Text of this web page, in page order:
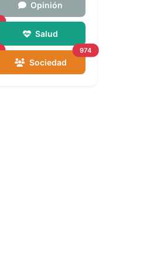
Opinión
Salud
Sociedad
974